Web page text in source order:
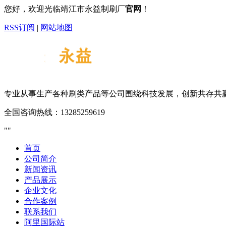
您好，欢迎光临靖江市永益制刷厂官网 ！
RSS订阅 | 网站地图
专业从事生产各种刷类产品等公司围绕科技发展，创新共存共
全国咨询热线： 13285259619
首页
公司简介
新闻资讯
产品展示
企业文化
合作案例
联系我们
阿里国际站